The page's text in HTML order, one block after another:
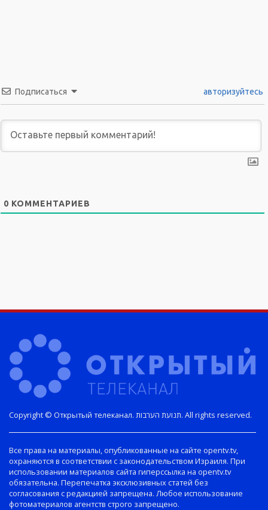
Подписаться авторизуйтесь
0 КОММЕНТАРИЕВ
Copyright © Открытый телеканал. תנועת הערבות. All rights reserved.
Все права на материалы, опубликованные на сайте opentv.tv,
охраняются в соответствии с законодательством Израиля. При
использовании материалов сайта гиперссылка на opentv.tv
обязательна. Перепечатка эксклюзивных статей без
согласования с редакцией запрещена. Любое использование
фотоматериалов агентств строго запрещено.